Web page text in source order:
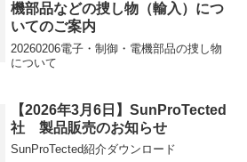
機部品などの捜し物（輸入）につ
いてのご案内
20260206電子・制御・電機部品の捜し物
について
【2026年3月6日】SunProTected
社 製品販売のお知らせ
SunProTected紹介ダウンロード